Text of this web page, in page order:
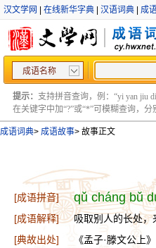
汉文学网 在线新华字典 汉语词典 成
成语名称
提示： 支持拼音查询，例：“yi yan jiu
在关键字中加“?”或“*”可模糊查询，分
成语词典> 成语故事> 故事正文
[成语拼音] qǔ cháng bǔ
[成语解释]
吸取别人的长处，
[典故出处]
《孟子·滕文公上